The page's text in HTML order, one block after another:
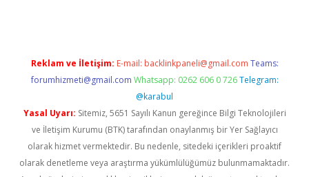
Reklam ve İletişim: E-mail: backlinkpaneli@gmail.com Teams:
forumhizmeti@gmail.com Whatsapp: 0262 606 0 726 Telegram:
@karabul
Yasal Uyarı: Sitemiz, 5651 Sayılı Kanun gereğince Bilgi Teknolojileri
ve İletişim Kurumu (BTK) tarafından onaylanmış bir Yer Sağlayıcı
olarak hizmet vermektedir. Bu nedenle, sitedeki içerikleri proaktif
olarak denetleme veya araştırma yükümlülüğümüz bulunmamaktadır.